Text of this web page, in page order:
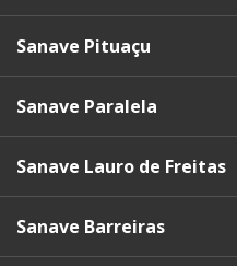
Sanave Pituaçu
Sanave Paralela
Sanave Lauro de Freitas
Sanave Barreiras